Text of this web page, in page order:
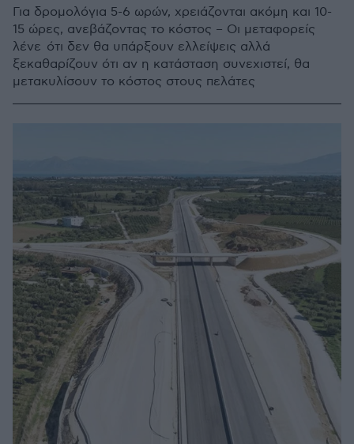
Για δρομολόγια 5-6 ωρών, χρειάζονται ακόμη και 10-
15 ώρες, ανεβάζοντας το κόστος – Οι μεταφορείς
λένε ότι δεν θα υπάρξουν ελλείψεις αλλά
ξεκαθαρίζουν ότι αν η κατάσταση συνεχιστεί, θα
μετακυλίσουν το κόστος στους πελάτες